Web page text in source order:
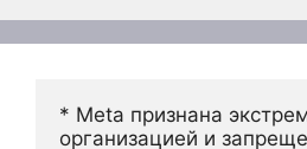
* Meta признана
организацией и